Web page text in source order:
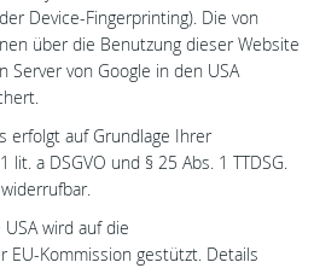
Device-Fingerprinting). Die von
über die Benutzung dieser Website
Server von Google in den USA
erfolgt auf Grundlage Ihrer
lit. a DSGVO und § 25 Abs. 1 TTDSG.
wird auf die
EU-Kommission gestützt. Details